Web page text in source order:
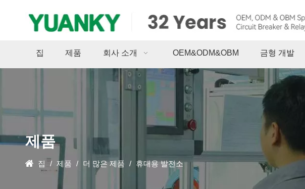
집 제품 회사 소개 OEM&ODM&OBM 금형 개발
제품
집 / 제품 / 더 많은 제품 / 휴대용 발전소